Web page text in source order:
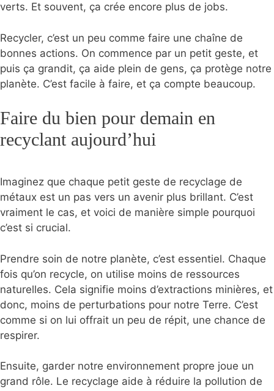
verts. Et souvent, ça crée encore plus de jobs.
Recycler, c’est un peu comme faire une chaîne de
bonnes actions. On commence par un petit geste, et
puis ça grandit, ça aide plein de gens, ça protège notre
planète. C’est facile à faire, et ça compte beaucoup.
Faire du bien pour demain en
recyclant aujourd’hui
Imaginez que chaque petit geste de recyclage de
métaux est un pas vers un avenir plus brillant. C’est
vraiment le cas, et voici de manière simple pourquoi
c’est si crucial.
Prendre soin de notre planète, c’est essentiel. Chaque
fois qu’on recycle, on utilise moins de ressources
naturelles. Cela signifie moins d’extractions minières, et
donc, moins de perturbations pour notre Terre. C’est
comme si on lui offrait un peu de répit, une chance de
respirer.
Ensuite, garder notre environnement propre joue un
grand rôle. Le recyclage aide à réduire la pollution de